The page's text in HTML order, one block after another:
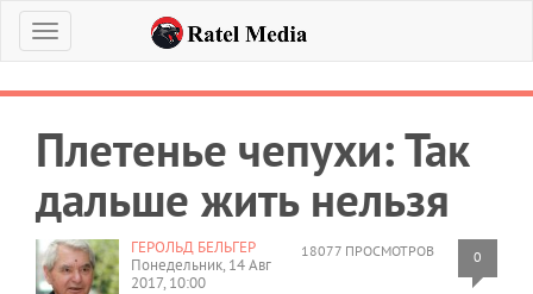
Меню
Плетенье чепухи: Так
дальше жить нельзя
18077 ПРОСМОТРОВ 0
ГЕРОЛЬД БЕЛЬГЕР
Понедельник, 14 Авг
2017, 10:00